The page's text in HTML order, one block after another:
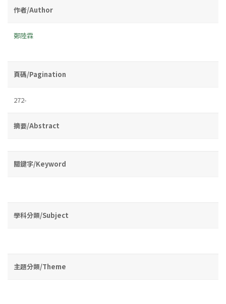
作者/Author
鄭陸霖
頁碼/Pagination
272-
摘要/Abstract
關鍵字/Keyword
學科分類/Subject
主題分類/Theme